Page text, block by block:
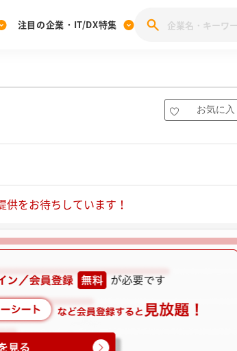
[27卒] 本選考体験記投稿キャンペーン
み
注目の企業・IT/DX特集
28卒 IT・DX企業特集 27卒 IT・DX企業特集 28
お気に入
をお待ちしています！